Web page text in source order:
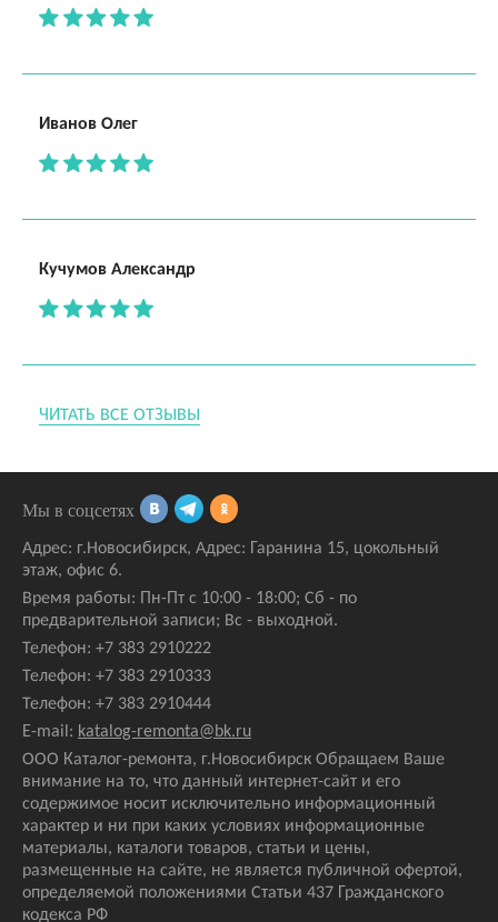
Иванов Олег
Кучумов Александр
ЧИТАТЬ ВСЕ ОТЗЫВЫ
Адрес: г.Новосибирск, Адрес: Гаранина 15, цокольный
этаж, офис 6.
Время работы: Пн-Пт с 10:00 - 18:00; Сб - по
предварительной записи; Вс - выходной.
Телефон: +7 383 2910222
Телефон: +7 383 2910333
Телефон: +7 383 2910444
E-mail: katalog-remonta@bk.ru
ООО Каталог-ремонта, г.Новосибирск Обращаем Ваше
внимание на то, что данный интернет-сайт и его
содержимое носит исключительно информационный
характер и ни при каких условиях информационные
материалы, каталоги товаров, статьи и цены,
размещенные на сайте, не является публичной офертой,
определяемой положениями Статьи 437 Гражданского
кодекса РФ
Мы в соцсетях